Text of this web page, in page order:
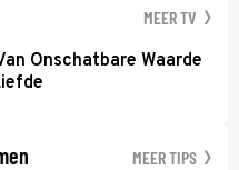
MEER TV
Onschatbare Waarde
MEER TIPS